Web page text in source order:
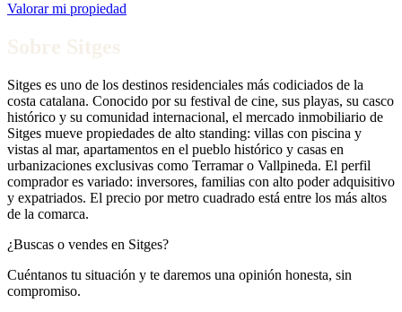
Valorar mi propiedad
Sitges es uno de los destinos residenciales más codiciados de la
costa catalana. Conocido por su festival de cine, sus playas, su casco
histórico y su comunidad internacional, el mercado inmobiliario de
Sitges mueve propiedades de alto standing: villas con piscina y
vistas al mar, apartamentos en el pueblo histórico y casas en
urbanizaciones exclusivas como Terramar o Vallpineda. El perfil
comprador es variado: inversores, familias con alto poder adquisitivo
y expatriados. El precio por metro cuadrado está entre los más altos
de la comarca.
¿Buscas o vendes en Sitges?
Cuéntanos tu situación y te daremos una opinión honesta, sin
compromiso.